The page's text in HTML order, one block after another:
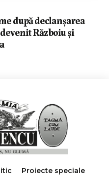
după declanșarea
Războiu și
Proiecte speciale